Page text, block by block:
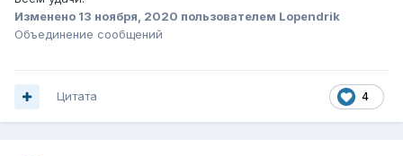
Изменено 13 ноября, 2020 пользователем Lopendrik
Объединение сообщений
4
Цитата